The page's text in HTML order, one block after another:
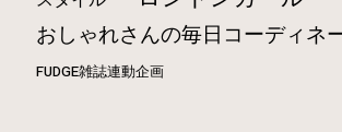
おしゃれさんの毎日コーディネ
FUDGE雑誌連動企画